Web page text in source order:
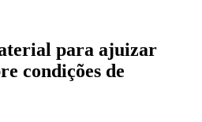
para ajuizar
condições de